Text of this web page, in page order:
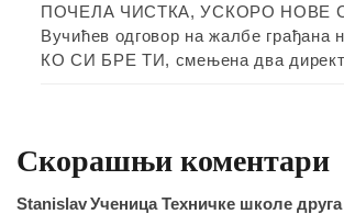
ПОЧЕЛА ЧИСТКА, УСКОРО НОВЕ
Вучићев одговор на жалбе грађана
КО СИ БРЕ ТИ, смењена два
Скорашњи коментари
StanislavУченица Техничке школе